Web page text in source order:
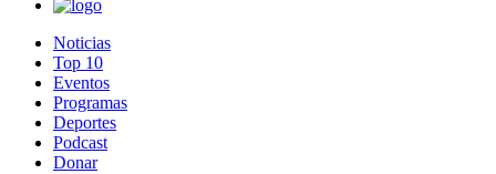
Noticias
Top 10
Eventos
Programas
Deportes
Podcast
Donar